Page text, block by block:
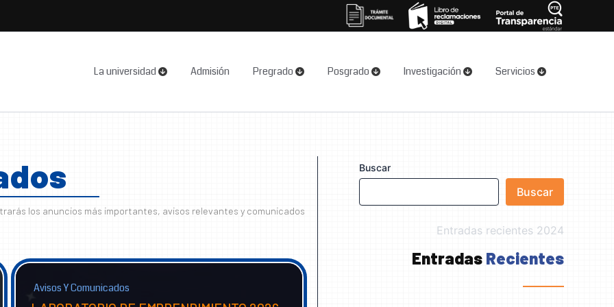
La universidad Admisión Pregrado Posgrado Investigación Servicios
los anuncios más importantes, avisos relevantes y comunicados
Avisos Y Comunicados
Buscar
Buscar
Entradas recientes 2024
Entradas Recientes